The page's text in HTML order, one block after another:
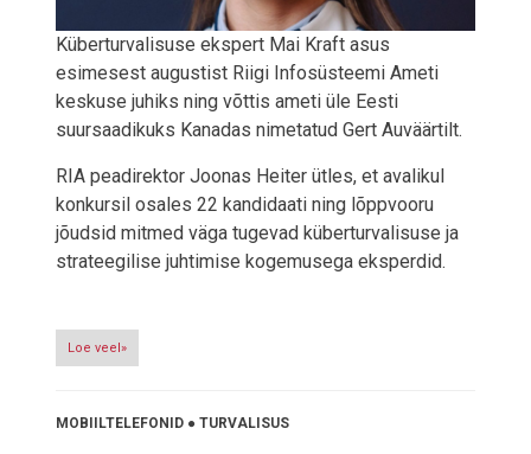
Küberturvalisuse ekspert Mai Kraft asus
esimesest augustist Riigi Infosüsteemi Ameti
keskuse juhiks ning võttis ameti üle Eesti
suursaadikuks Kanadas nimetatud Gert Auväärtilt.
RIA peadirektor Joonas Heiter ütles, et avalikul
konkursil osales 22 kandidaati ning lõppvooru
jõudsid mitmed väga tugevad küberturvalisuse ja
strateegilise juhtimise kogemusega eksperdid.
Loe veel»
MOBIILTELEFONID ● TURVALISUS